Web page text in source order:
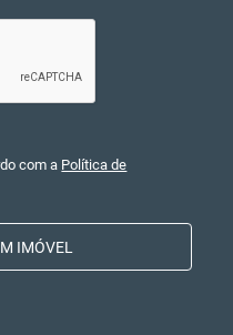
com a Política de
IMÓVEL